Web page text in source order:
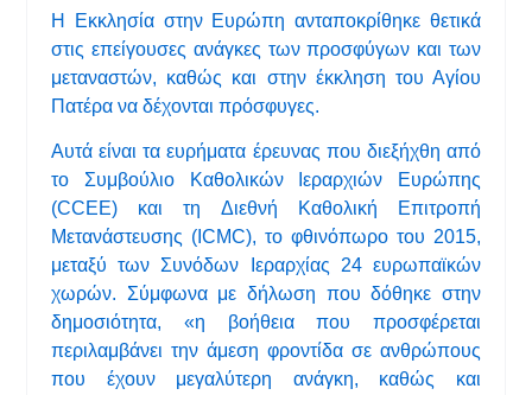
Η Εκκλησία στην Ευρώπη ανταποκρίθηκε θετικά
στις επείγουσες ανάγκες των προσφύγων και των
μεταναστών, καθώς και στην έκκληση του Αγίου
Πατέρα να δέχονται πρόσφυγες.
Αυτά είναι τα ευρήματα έρευνας που διεξήχθη από
το Συμβούλιο Καθολικών Ιεραρχιών Ευρώπης
(CCEE) και τη Διεθνή Καθολική Επιτροπή
Μετανάστευσης (ICMC), το φθινόπωρο του 2015,
μεταξύ των Συνόδων Ιεραρχίας 24 ευρωπαϊκών
χωρών. Σύμφωνα με δήλωση που δόθηκε στην
δημοσιότητα, «η βοήθεια που προσφέρεται
περιλαμβάνει την άμεση φροντίδα σε ανθρώπους
που έχουν μεγαλύτερη ανάγκη, καθώς και